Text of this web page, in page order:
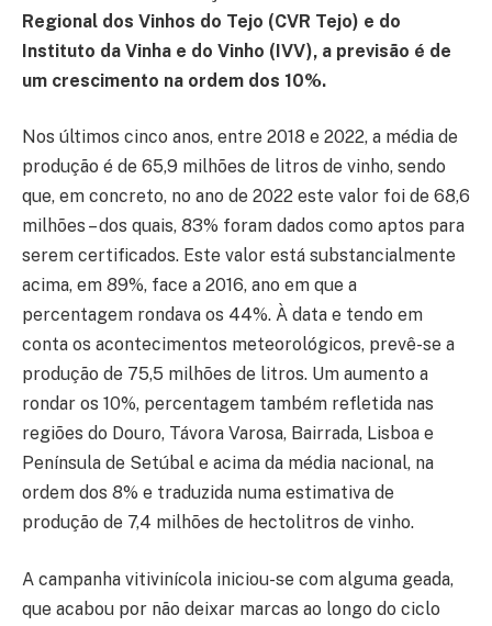
Regional dos Vinhos do Tejo (CVR Tejo) e do
Instituto da Vinha e do Vinho (IVV), a previsão é de
um crescimento na ordem dos 10%.
Nos últimos cinco anos, entre 2018 e 2022, a média de
produção é de 65,9 milhões de litros de vinho, sendo
que, em concreto, no ano de 2022 este valor foi de 68,6
milhões – dos quais, 83% foram dados como aptos para
serem certificados. Este valor está substancialmente
acima, em 89%, face a 2016, ano em que a
percentagem rondava os 44%. À data e tendo em
conta os acontecimentos meteorológicos, prevê-se a
produção de 75,5 milhões de litros. Um aumento a
rondar os 10%, percentagem também refletida nas
regiões do Douro, Távora Varosa, Bairrada, Lisboa e
Península de Setúbal e acima da média nacional, na
ordem dos 8% e traduzida numa estimativa de
produção de 7,4 milhões de hectolitros de vinho.
A campanha vitivinícola iniciou-se com alguma geada,
que acabou por não deixar marcas ao longo do ciclo